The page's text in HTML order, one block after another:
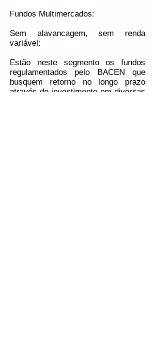
Fundos Multimercados:
Sem alavancagem, sem renda
variável:
Estão neste segmento os fundos
regulamentados pelo BACEN que
busquem retorno no longo prazo
através de investimento em diversas